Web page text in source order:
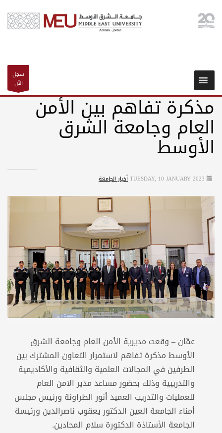
سجل
الآن
مذكرة تفاهم بين الأمن
العام وجامعة الشرق
الأوسط
TUESDAY, 10 JANUARY 2023أخبار الجامعة
عمّان – وقعت مديرية الأمن العام وجامعة الشرق
الأوسط مذكرة تفاهم لاستمرار التعاون المشترك بين
الطرفين في المجالات العلمية والثقافية والأكاديمية
والتدريبية وذلك بحضور مساعد مدير الامن العام
للعمليات والتدريب العميد أنور الطراونة ورئيس مجلس
أمناء الجامعة العين الدكتور يعقوب ناصرالدين ورئيسة
الجامعة الأستاذة الدكتورة سلام المحادين.